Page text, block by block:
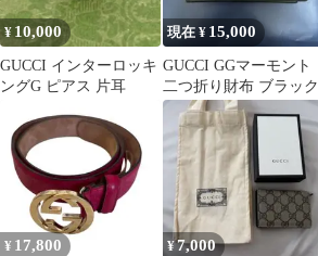
¥ 10,000
GUCCI インターロッキ
ングG ピアス 片耳
現在 ¥ 15,000
GUCCI GGマーモント
二つ折り財布 ブラック
¥ 17,800 ¥7,000